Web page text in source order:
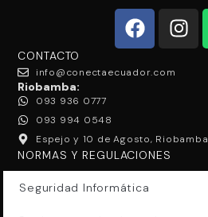
CONTACTO
info@conectaecuador.com
Riobamba:
093 936 0777
093 994 0548
Espejo y 10 de Agosto, Riobamba
NORMAS Y REGULACIONES
Seguridad Informática